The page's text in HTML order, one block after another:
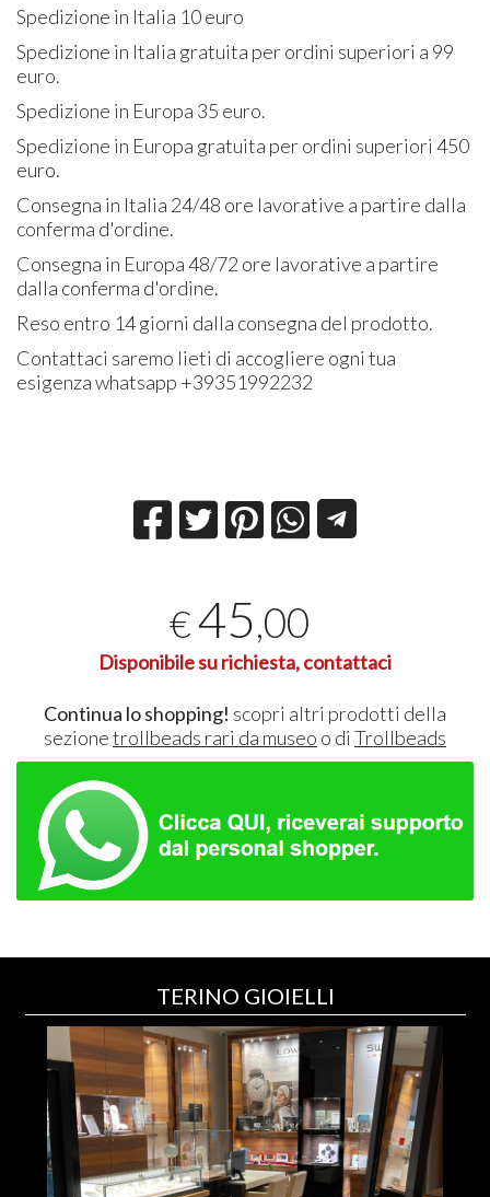
Spedizione in Italia 10 euro
Spedizione in Italia gratuita per ordini superiori a 99
euro.
Spedizione in Europa 35 euro.
Spedizione in Europa gratuita per ordini superiori 450
euro.
Consegna in Italia 24/48 ore lavorative a partire dalla
conferma d'ordine.
Consegna in Europa 48/72 ore lavorative a partire
dalla conferma d'ordine.
Reso entro 14 giorni dalla consegna del prodotto.
Contattaci saremo lieti di accogliere ogni tua
esigenza whatsapp +39351992232
€45,00
Disponibile su richiesta, contattaci
Continua lo shopping! scopri altri prodotti della
sezionetrollbeads rari da museo o di Trollbeads
TERINO GIOIELLI